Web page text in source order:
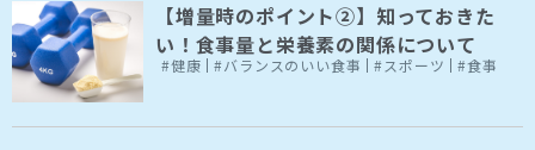
【増量時のポイント②】知っておきた
い！食事量と栄養素の関係について
#健康 #バランスのいい食事 #スポーツ #食事